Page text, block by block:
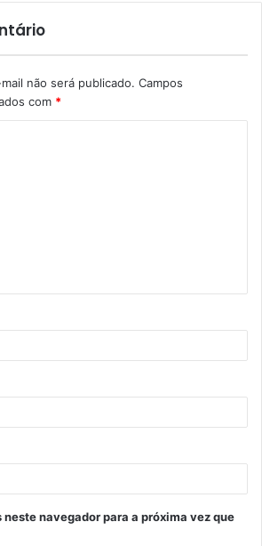
não será publicado. Campos
com *
neste navegador para a próxima vez que